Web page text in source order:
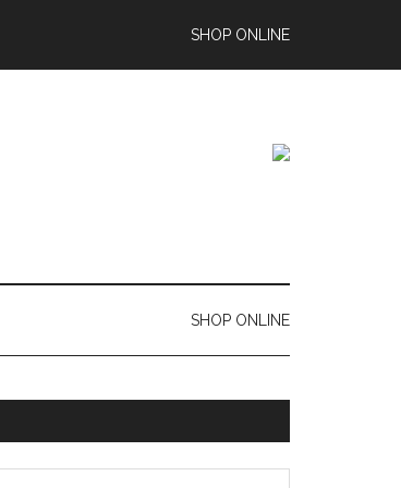
SHOP ONLINE
SHOP ONLINE